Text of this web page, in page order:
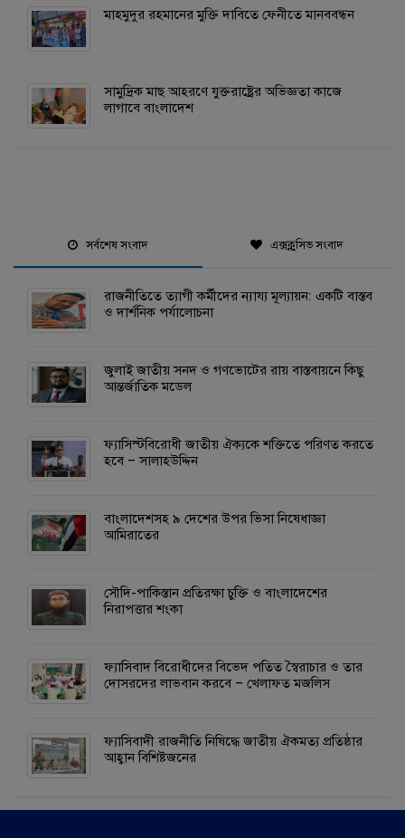
মাহমুদুর রহমানের মুক্তি দাবিতে ফেনীতে মানববন্ধন
সামুদ্রিক মাছ আহরণে যুক্তরাষ্ট্রের অভিজ্ঞতা কাজে
লাগাবে বাংলাদেশ
সর্বশেষ সংবাদ এক্সক্লুসিভ সংবাদ
রাজনীতিতে ত্যাগী কর্মীদের ন্যায্য মূল্যায়ন: একটি বাস্তব
ও দার্শনিক পর্যালোচনা
জুলাই জাতীয় সনদ ও গণভোটের রায় বাস্তবায়নে কিছু
আন্তর্জাতিক মডেল
ফ্যাসিস্টবিরোধী জাতীয় ঐক্যকে শক্তিতে পরিণত করতে
হবে – সালাহউদ্দিন
বাংলাদেশসহ ৯ দেশের উপর ভিসা নিষেধাজ্ঞা
আমিরাতের
সৌদি-পাকিস্তান প্রতিরক্ষা চুক্তি ও বাংলাদেশের
নিরাপত্তার শংকা
ফ্যাসিবাদ বিরোধীদের বিভেদ পতিত স্বৈরাচার ও তার
দোসরদের লাভবান করবে – খেলাফত মজলিস
ফ্যাসিবাদী রাজনীতি নিষিদ্ধে জাতীয় ঐকমত্য প্রতিষ্ঠার
আহ্বান বিশিষ্টজনের